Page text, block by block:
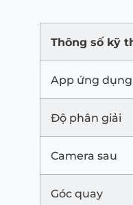
Thông số kỹ
App ứng dụng
Độ phân giải
Camera sau
Góc quay